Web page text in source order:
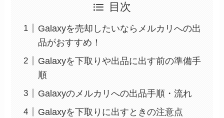
目次
Galaxyを売却したいならメルカリへの出
品がおすすめ！
Galaxyを下取りや出品に出す前の準備手
順
Galaxyのメルカリへの出品手順・流れ
Galaxyを下取りに出すときの注意点